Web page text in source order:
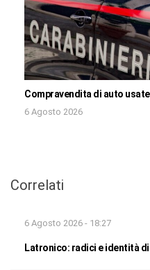
Compravendita di auto
6 Agosto 2026
Correlati
6 Agosto 2026 - 18:27
Latronico: radici e identità di